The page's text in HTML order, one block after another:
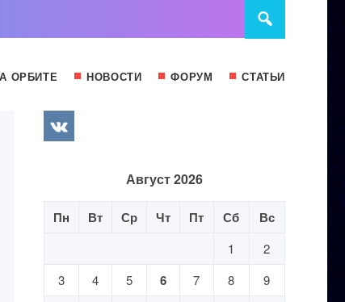
ОРБИТЕ НОВОСТИ ФОРУМ СТАТЬИ
Август 2026
Пн Вт Ср Чт Пт Сб Вс
1
2
3
4 5 6 7 8
9